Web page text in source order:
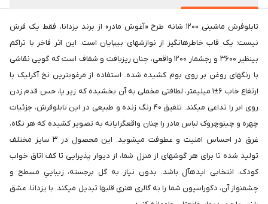
تابلوفرش ماشینی ۱۲۰۰ شانه طرح «آغوش مادر» از برند یزدانا، فقط یک فرش
نیست؛ یک قاب خاطرهانگیز از نوازشهای بیپایان است. این اثر فاخر با تراکم
بینظیر ۳۶۰۰ و رجشمار ۱۲۰۰ واقعی، چنان ریزبافت و شفاف است که گویی نقاشی
با رنگهای روغن بر روی بوم کشیده شده. استفاده از مرغوبترین نخ آکرلیک با
ارتفاع خاب ۶±۱ میلیمتر، لطافتی مخملی به آن بخشیده که زیر پا، حس قدم زدن
روی ابر را تداعی میکند. تلفیق ۴۰ رنگ زنده و طبیعی در این تابلوفرش، جزئیات
چهره و چینوچروک لباس مادر را چنان واقعگرایانه به تصویر کشیده که هر نگاه،
غرق در احساس امنیت و عطوفت میشوید. این محصول در ۳ سایز مختلف
تولید شده تا برای هر گوشهای از منزل شما، از دیوار پذیرایی تا کف اتاق خواب
کودک، انتخابی ایدهآل باشد. بدون نیاز به گل برجسته، زیباییِ مسطح و
چشمنواز آن، دکوراسیون شما را به گالری هنریِ قلبها تبدیل میکند. با یزدانا، عشق